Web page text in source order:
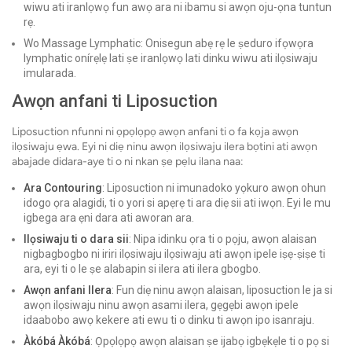
wiwu ati iranlọwọ fun awọ ara ni ibamu si awọn oju-ọna tuntun
rẹ.
Wo Massage Lymphatic: Onisegun abẹ rẹ le ṣeduro ifọwọra
lymphatic onírẹlẹ lati ṣe iranlọwọ lati dinku wiwu ati ilọsiwaju
imularada.
Awọn anfani ti Liposuction
Liposuction nfunni ni ọpọlọpọ awọn anfani ti o fa kọja awọn
ilọsiwaju ẹwa. Eyi ni diẹ ninu awọn ilọsiwaju ilera bọtini ati awọn
abajade didara-aye ti o ni nkan ṣe pẹlu ilana naa:
Ara Contouring: Liposuction ni imunadoko yọkuro awọn ohun
idogo ọra alagidi, ti o yori si apẹrẹ ti ara diẹ sii ati iwọn. Eyi le mu
igbega ara ẹni dara ati aworan ara.
Ilọsiwaju ti o dara sii: Nipa idinku ọra ti o pọju, awọn alaisan
nigbagbogbo ni iriri ilọsiwaju ilọsiwaju ati awọn ipele iṣẹ-ṣiṣe ti
ara, eyi ti o le ṣe alabapin si ilera ati ilera gbogbo.
Awọn anfani Ilera: Fun diẹ ninu awọn alaisan, liposuction le ja si
awọn ilọsiwaju ninu awọn asami ilera, gẹgẹbi awọn ipele
idaabobo awọ kekere ati ewu ti o dinku ti awọn ipo isanraju.
Àkóbá Àkóbá: Ọpọlọpọ awọn alaisan ṣe ijabọ igbẹkẹle ti o pọ si